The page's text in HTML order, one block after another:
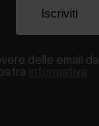
delle email da